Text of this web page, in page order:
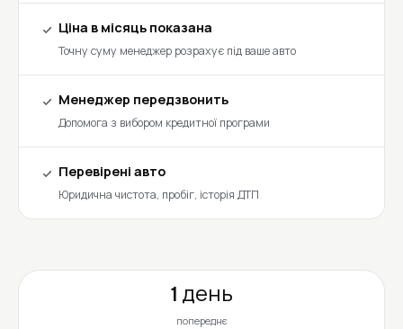
Ціна в місяць показана
Точну суму менеджер розрахує під ваше авто
Менеджер передзвонить
Допомога з вибором кредитної програми
Перевірені авто
Юридична чистота, пробіг, історія ДТП
1 день
попереднє